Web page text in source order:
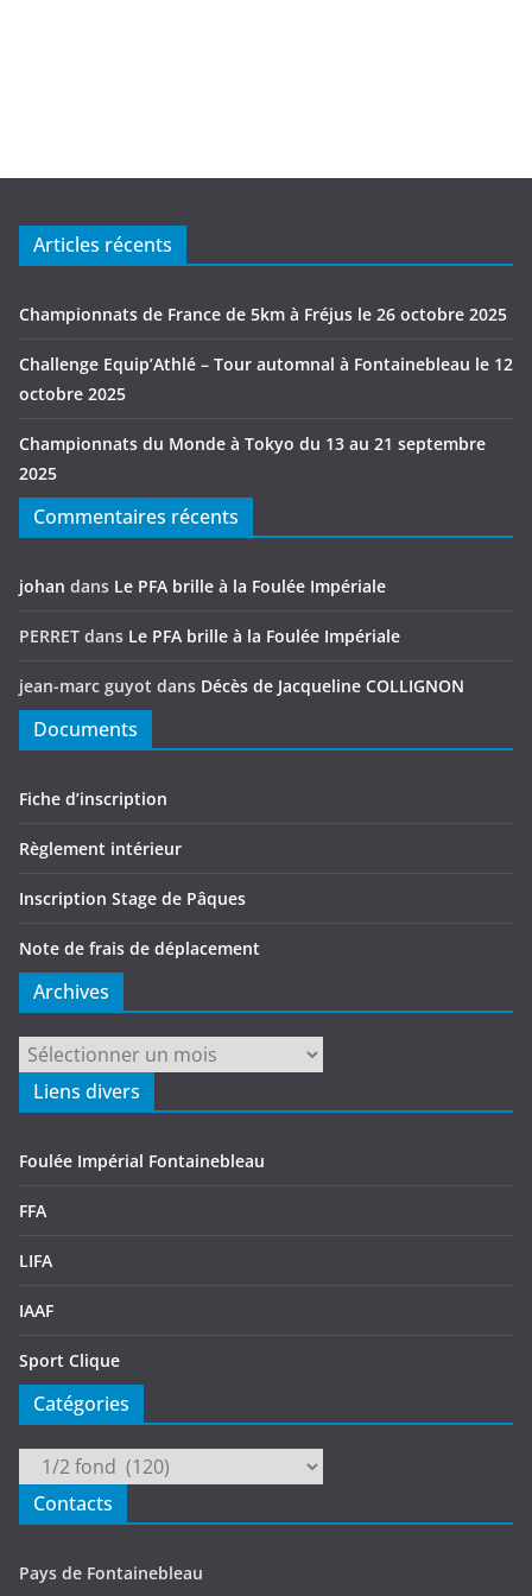
Articles récents
Championnats de France de 5km à Fréjus le 26 octobre 2025
Challenge Equip’Athlé – Tour automnal à Fontainebleau le 12
octobre 2025
Championnats du Monde à Tokyo du 13 au 21 septembre
2025
Commentaires récents
johan dans Le PFA brille à la Foulée Impériale
PERRET dans Le PFA brille à la Foulée Impériale
jean-marc guyot dans Décès de Jacqueline COLLIGNON
Documents
Fiche d’inscription
Règlement intérieur
Inscription Stage de Pâques
Note de frais de déplacement
Archives
Archives
Liens divers
Foulée Impérial Fontainebleau
FFA
LIFA
IAAF
Sport Clique
Catégories
Catégories
Contacts
Pays de Fontainebleau